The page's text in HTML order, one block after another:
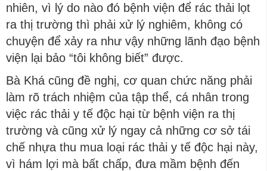
nhiên, vì lý do nào đó bệnh viện để rác thải lọt
ra thị trường thì phải xử lý nghiêm, không có
chuyện để xảy ra như vậy những lãnh đạo bệnh
viện lại bảo “tôi không biết” được.
Bà Khá cũng đề nghị, cơ quan chức năng phải
làm rõ trách nhiệm của tập thể, cá nhân trong
việc rác thải y tế độc hại từ bệnh viện ra thị
trường và cũng xử lý ngay cả những cơ sở tái
chế nhựa thu mua loại rác thải y tế độc hại này,
vì hám lợi mà bất chấp, đưa mầm bệnh đến